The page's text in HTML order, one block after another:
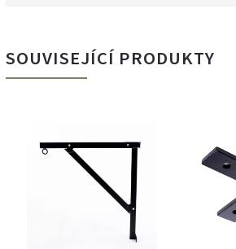
SOUVISEJÍCÍ PRODUKTY